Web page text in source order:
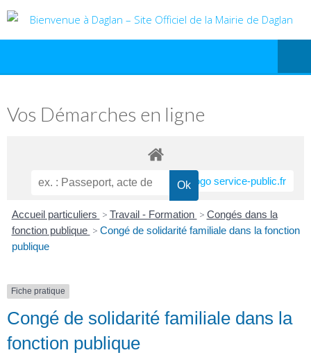
Vos Démarches en ligne
Accueil particuliers > Travail - Formation > Congés dans la
fonction publique > Congé de solidarité familiale dans la fonction
publique
Fiche pratique
Congé de solidarité familiale dans la
fonction publique